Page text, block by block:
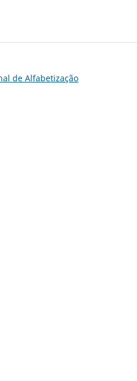
de Alfabetização